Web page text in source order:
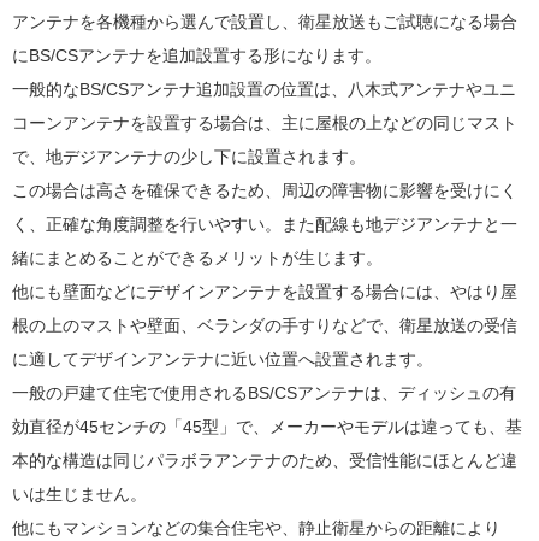
アンテナを各機種から選んで設置し、衛星放送もご試聴になる場合
にBS/CSアンテナを追加設置する形になります。
一般的なBS/CSアンテナ追加設置の位置は、八木式アンテナやユニ
コーンアンテナを設置する場合は、主に屋根の上などの同じマスト
で、地デジアンテナの少し下に設置されます。
この場合は高さを確保できるため、周辺の障害物に影響を受けにく
く、正確な角度調整を行いやすい。また配線も地デジアンテナと一
緒にまとめることができるメリットが生じます。
他にも壁面などにデザインアンテナを設置する場合には、やはり屋
根の上のマストや壁面、ベランダの手すりなどで、衛星放送の受信
に適してデザインアンテナに近い位置へ設置されます。
一般の戸建て住宅で使用されるBS/CSアンテナは、ディッシュの有
効直径が45センチの「45型」で、メーカーやモデルは違っても、基
本的な構造は同じパラボラアンテナのため、受信性能にほとんど違
いは生じません。
他にもマンションなどの集合住宅や、静止衛星からの距離により